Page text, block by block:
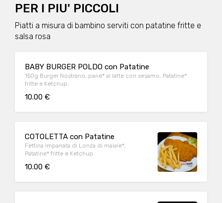
PER I PIU' PICCOLI
Piatti a misura di bambino serviti con patatine fritte e
salsa rosa
BABY BURGER POLDO con Patatine
150g Burger Nostrano, pane* al latte con sesamo, Patatine*
fritte e Ketchup.
10.00 €
COTOLETTA con Patatine
Fettina Impanata di Lonza di maiale*,
Patatine* fritte e Ketchup
10.00 €